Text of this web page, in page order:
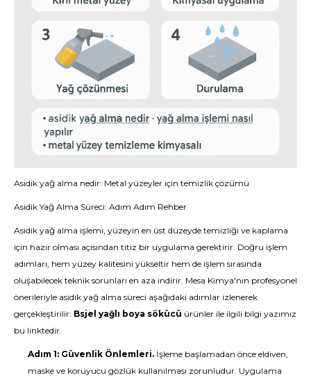
Asidik yağ alma nedir: Metal yüzeyler için temizlik çözümü
Asidik Yağ Alma Süreci: Adım Adım Rehber
Asidik yağ alma işlemi, yüzeyin en üst düzeyde temizliği ve kaplama
için hazır olması açısından titiz bir uygulama gerektirir. Doğru işlem
adımları, hem yüzey kalitesini yükseltir hem de işlem sırasında
oluşabilecek teknik sorunları en aza indirir. Mesa Kimya'nın profesyonel
önerileriyle asidik yağ alma süreci aşağıdaki adımlar izlenerek
gerçekleştirilir: Bsjel yağlı boya sökücü ürünler ile ilgili bilgi yazımız
bu linktedir.
Adım 1: Güvenlik Önlemleri. İşleme başlamadan önce eldiven,
maske ve koruyucu gözlük kullanılması zorunludur. Uygulama